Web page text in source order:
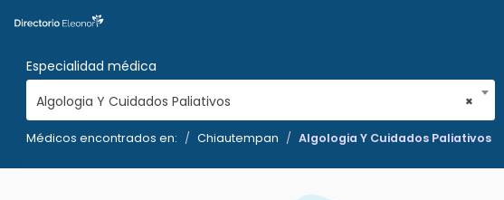
Especialidad médica
×
Algologia Y Cuidados Paliativos
Médicos encontrados en: Chiautempan Algologia Y Cuidados Paliativos